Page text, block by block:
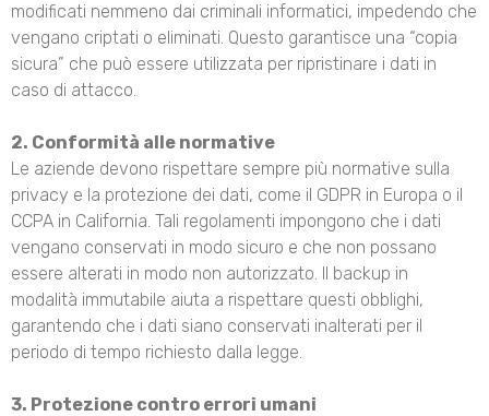
modificati nemmeno dai criminali informatici, impedendo che
vengano criptati o eliminati. Questo garantisce una “copia
sicura” che può essere utilizzata per ripristinare i dati in
caso di attacco.
2. Conformità alle normative
Le aziende devono rispettare sempre più normative sulla
privacy e la protezione dei dati, come il GDPR in Europa o il
CCPA in California. Tali regolamenti impongono che i dati
vengano conservati in modo sicuro e che non possano
essere alterati in modo non autorizzato. Il backup in
modalità immutabile aiuta a rispettare questi obblighi,
garantendo che i dati siano conservati inalterati per il
periodo di tempo richiesto dalla legge.
3. Protezione contro errori umani